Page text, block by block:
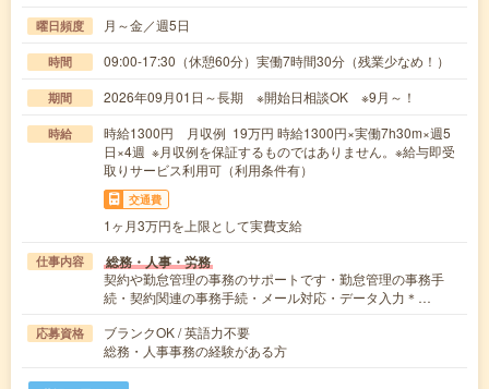
曜日頻度 月～金／週5日
時間 09:00-17:30（休憩60分）実働7時間30分（残業少なめ！）
期間 2026年09月01日～長期 ※開始日相談OK ※9月～！
時給
時給1300円 月収例 19万円 時給1300円×実働7h30m×週5
日×4週 ※月収例を保証するものではありません。※給与即受
取りサービス利用可（利用条件有）
交通費
1ヶ月3万円を上限として実費支給
仕事内容 総務・人事・労務
契約や勤怠管理の事務のサポートです・勤怠管理の事務手
続・契約関連の事務手続・メール対応・データ入力＊…
応募資格
ブランクOK / 英語力不要
総務・人事事務の経験がある方